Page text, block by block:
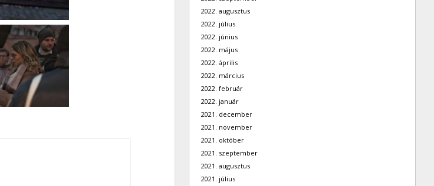
2022. augusztus
2022. július
2022. június
2022. május
2022. április
2022. március
2022. február
2022. január
2021. december
2021. november
2021. október
2021. szeptember
2021. augusztus
2021. július